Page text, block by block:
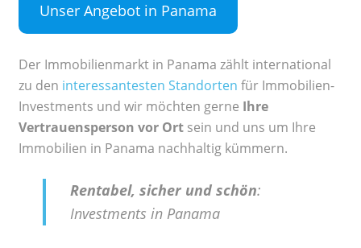
Unser Angebot in Panama
Der Immobilienmarkt in Panama zählt international
zu den interessantesten Standorten für Immobilien-
Investments und wir möchten gerne Ihre
Vertrauensperson vor Ort sein und uns um Ihre
Immobilien in Panama nachhaltig kümmern.
Rentabel, sicher und schön:
Investments in Panama